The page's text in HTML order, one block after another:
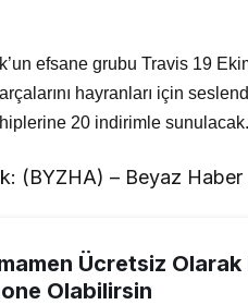
efsane grubu Travis 19
hayranları için
20 indirimle sunulacak.
(BYZHA) – Beyaz Haber
Ücretsiz
Olabilirsin